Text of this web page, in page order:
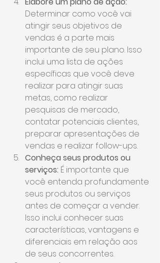
Determinar como você vai
atingir seus objetivos de
vendas é a parte mais
importante de seu plano. Isso
inclui uma lista de ações
específicas que você deve
realizar para atingir suas
metas, como realizar
pesquisas de mercado,
contatar potenciais clientes,
preparar apresentações de
vendas e realizar follow-ups.
Conheça seus produtos ou
serviços: É importante que
você entenda profundamente
seus produtos ou serviços
antes de começar a vender.
Isso inclui conhecer suas
características, vantagens e
diferenciais em relação aos
de seus concorrentes.